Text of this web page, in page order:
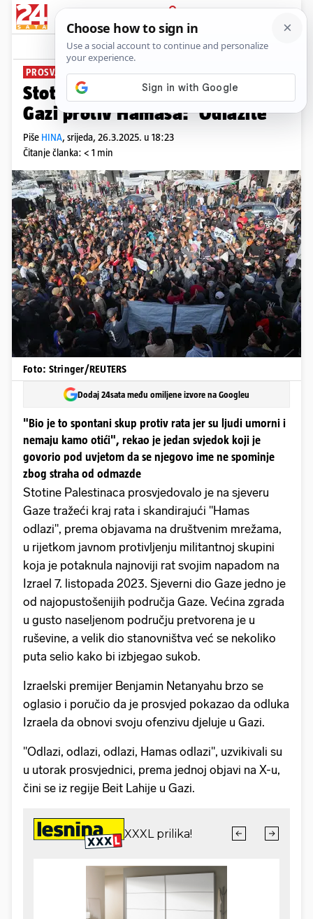
PRIJAVA
News Komentari
PROSVJED
Stotine Palestinaca bunile se u
Gazi protiv Hamasa: 'Odlazite'
Piše HINA, srijeda, 26.3.2025. u 18:23
Čitanje članka: < 1 min
Foto: Stringer/REUTERS
Dodaj 24sata među omiljene izvore na Googleu
"Bio je to spontani skup protiv rata jer su ljudi umorni i
nemaju kamo otići", rekao je jedan svjedok koji je
govorio pod uvjetom da se njegovo ime ne spominje
zbog straha od odmazde
Stotine Palestinaca prosvjedovalo je na sjeveru
Gaze tražeći kraj rata i skandirajući "Hamas
odlazi", prema objavama na društvenim mrežama,
u rijetkom javnom protivljenju militantnoj skupini
koja je potaknula najnoviji rat svojim napadom na
Izrael 7. listopada 2023. Sjeverni dio Gaze jedno je
od najopustošenijih područja Gaze. Većina zgrada
u gusto naseljenom području pretvorena je u
ruševine, a velik dio stanovništva već se nekoliko
puta selio kako bi izbjegao sukob.
Izraelski premijer Benjamin Netanyahu brzo se
oglasio i poručio da je prosvjed pokazao da odluka
Izraela da obnovi svoju ofenzivu djeluje u Gazi.
"Odlazi, odlazi, odlazi, Hamas odlazi", uzvikivali su
u utorak prosvjednici, prema jednoj objavi na X-u,
čini se iz regije Beit Lahije u Gazi.